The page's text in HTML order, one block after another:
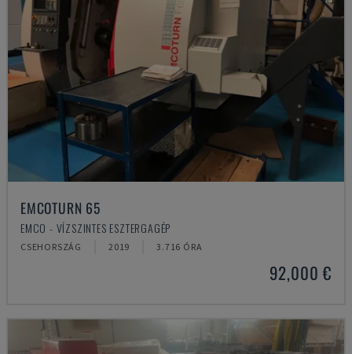
EMCOTURN 65
EMCO - VÍZSZINTES ESZTERGAGÉP
CSEHORSZÁG 2019 3.716 ÓRA
92,000 €